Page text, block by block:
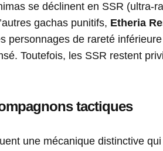
se déclinent en SSR (ultra-
gachas punitifs, Etheria
personnages de rareté
Toutefois, les SSR restent
tactiques
une mécanique distinctive